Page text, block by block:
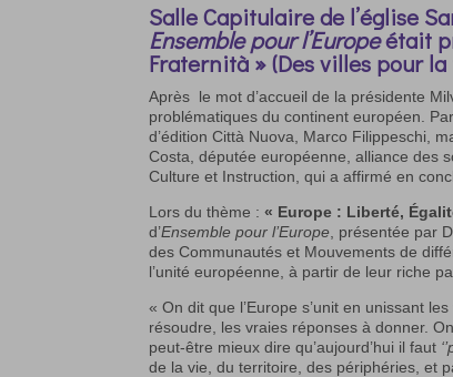
Salle Capitulaire de l’église
Ensemble pour l’Europeétait
Fraternità » (Des villes pour
Après le mot d’accueil de la présidente
problématiques du continent européen.
d’édition Città Nuova, Marco Filippeschi,
Costa, députée européenne, alliance des
Culture et Instruction, qui a affirmé en
Lors du thème :« Europe : Liberté,
d’Ensemble pour l’Europe, présentée par
des Communautés et Mouvements de
l’unité européenne, à partir de leur riche
« On dit que l’Europe s’unit en unissant
résoudre, les vraies réponses à donner.
peut-être mieux dire qu’aujourd’hui il faut
de la vie, du territoire, des périphéries, et